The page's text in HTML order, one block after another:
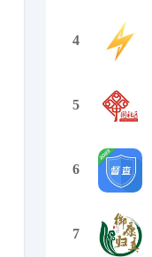
4
5
6
7